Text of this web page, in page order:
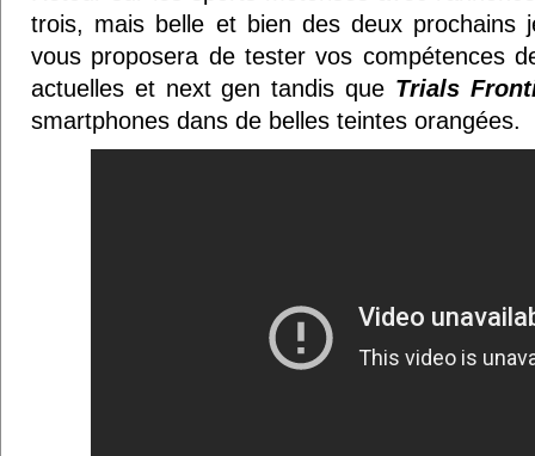
trois, mais belle et bien des deux prochains
vous proposera de tester vos compétences
actuelles et next gen tandis que Trials
smartphones dans de belles teintes orangées.